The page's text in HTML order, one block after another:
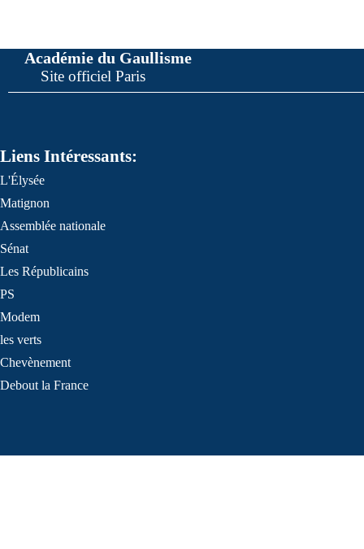
Académie du Gaullisme
Site officiel Paris
Liens Intéressants:
L'Élysée
Matignon
Assemblée nationale
Sénat
Les Républicains
PS
Modem
les verts
Chevènement
Debout la France